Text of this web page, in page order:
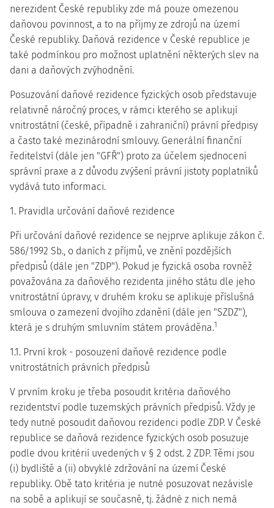
nerezident České republiky zde má pouze omezenou
daňovou povinnost, a to na příjmy ze zdrojů na území
České republiky. Daňová rezidence v České republice je
také podmínkou pro možnost uplatnění některých slev na
dani a daňových zvýhodnění.
Posuzování daňové rezidence fyzických osob představuje
relativně náročný proces, v rámci kterého se aplikují
vnitrostátní (české, případně i zahraniční) právní předpisy
a často také mezinárodní smlouvy. Generální finanční
ředitelství (dále jen "GFŘ") proto za účelem sjednocení
správní praxe a z důvodu zvýšení právní jistoty poplatníků
vydává tuto informaci.
1. Pravidla určování daňové rezidence
Při určování daňové rezidence se nejprve aplikuje zákon č.
586/1992 Sb., o daních z příjmů, ve znění pozdějších
předpisů (dále jen "ZDP"). Pokud je fyzická osoba rovněž
považována za daňového rezidenta jiného státu dle jeho
vnitrostátní úpravy, v druhém kroku se aplikuje příslušná
smlouva o zamezení dvojího zdanění (dále jen "SZDZ"),
která je s druhým smluvním státem prováděna.1
1.1. První krok - posouzení daňové rezidence podle
vnitrostátních právních předpisů
V prvním kroku je třeba posoudit kritéria daňového
rezidentství podle tuzemských právních předpisů. Vždy je
tedy nutné posoudit daňovou rezidenci podle ZDP. V České
republice se daňová rezidence fyzických osob posuzuje
podle dvou kritérií uvedených v § 2 odst. 2 ZDP. Těmi jsou
(i) bydliště a (ii) obvyklé zdržování na území České
republiky. Obě tato kritéria je nutné posuzovat nezávisle
na sobě a aplikují se současně, tj. žádné z nich nemá